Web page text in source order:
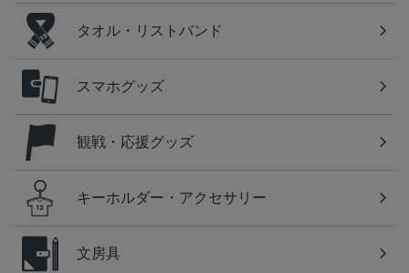
タオル・リストバンド
スマホグッズ
観戦・応援グッズ
キーホルダー・アクセサリー
文房具